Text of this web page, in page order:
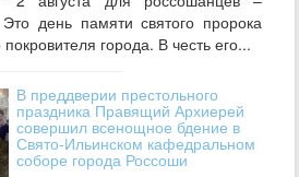
день памяти святого пророка
города. В честь его...
В преддверии престольного
праздника Правящий Архиерей
совершил всенощное бдение в
Свято-Ильинском кафедральном
соборе города Россоши